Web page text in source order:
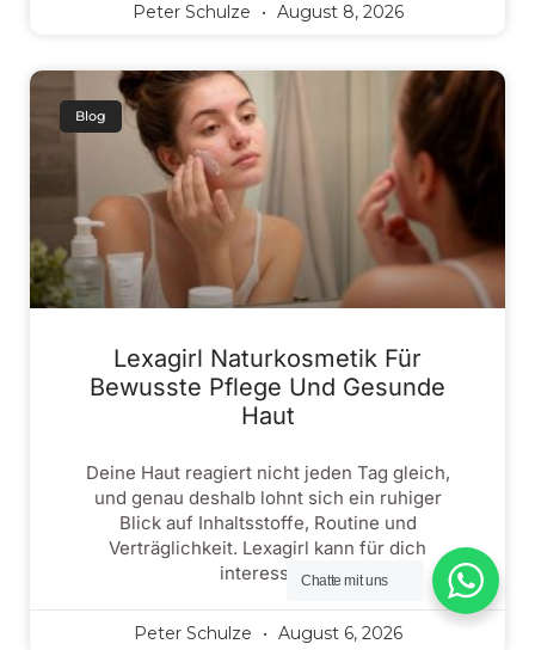
Peter Schulze August 8, 2026
Blog
Lexagirl Naturkosmetik Für
Bewusste Pflege Und Gesunde
Haut
Deine Haut reagiert nicht jeden Tag gleich,
und genau deshalb lohnt sich ein ruhiger
Blick auf Inhaltsstoffe, Routine und
Verträglichkeit. Lexagirl kann für dich
interessant
Peter Schulze August 6, 2026
Chatte mit uns